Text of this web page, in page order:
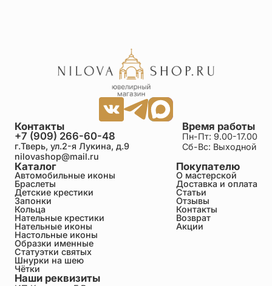
Каталог
Автомобильные иконы
Браслеты
Детские крестики
Запонки
Кольца
Нательные крестики
Нательные иконы
Настольные иконы
Образки именные
Статуэтки святых
Шнурки на шею
Чётки
Покупателю
О мастерской
Доставка и оплата
Статьи
Отзывы
Контакты
Возврат
Акции
Время работы
Пн-Пт: 9.00-17.00
Сб-Вс: Выходной
Контакты
+7 (909) 266-60-48
г.Тверь, ул.2-я Лукина, д.9
nilovashop@mail.ru
Наши реквизиты